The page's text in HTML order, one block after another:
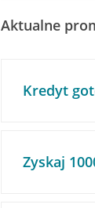
Aktualne
Kredyt
Zyskaj